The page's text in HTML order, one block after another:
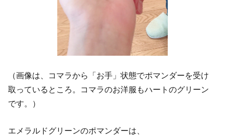
（画像は、コマラから「お手」状態でポマンダーを受け
取っているところ。コマラのお洋服もハートのグリーン
です。）
エメラルドグリーンのポマンダーは、